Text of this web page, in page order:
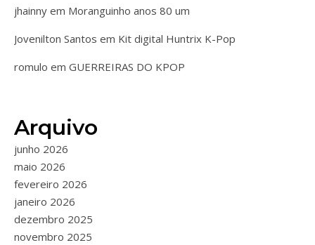
jhainny em Moranguinho anos 80 um
Jovenilton Santos em Kit digital Huntrix K-Pop
romulo em GUERREIRAS DO KPOP
Arquivo
junho 2026
maio 2026
fevereiro 2026
janeiro 2026
dezembro 2025
novembro 2025